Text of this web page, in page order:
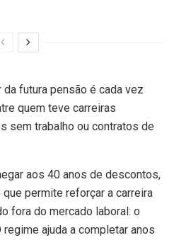
futura pensão é cada vez
quem teve carreiras
sem trabalho ou contratos de
aos 40 anos de descontos,
permite reforçar a carreira
fora do mercado laboral: o
ajuda a completar anos